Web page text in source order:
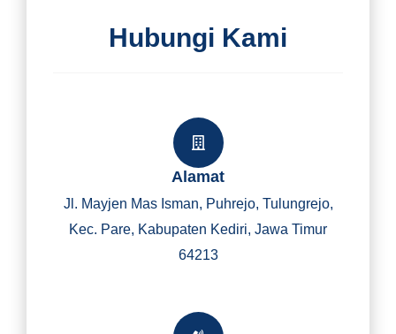
Hubungi Kami
Alamat
Jl. Mayjen Mas Isman, Puhrejo, Tulungrejo,
Kec. Pare, Kabupaten Kediri, Jawa Timur
64213